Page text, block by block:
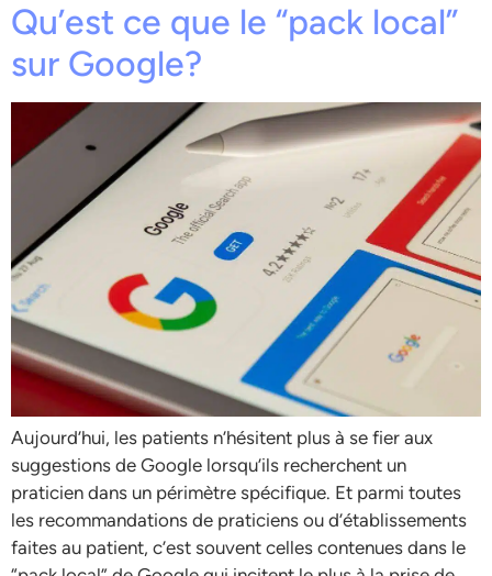
Qu’est ce que le “pack local”
sur Google?
Aujourd’hui, les patients n’hésitent plus à se fier aux
suggestions de Google lorsqu’ils recherchent un
praticien dans un périmètre spécifique. Et parmi toutes
les recommandations de praticiens ou d’établissements
faites au patient, c’est souvent celles contenues dans le